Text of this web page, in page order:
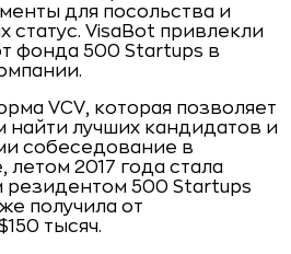
для посольства и
статус. VisaBot привлекли
фонда 500 Startups в
VCV, которая позволяет
найти лучших кандидатов и
собеседование в
2017 года стала
резидентом 500 Startups
получила от
тысяч.